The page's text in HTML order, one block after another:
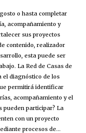
o hasta completar
acompañamiento y
sus proyectos
contenido, realizador
esta puede ser
La Red de Casas de
el diagnóstico de los
permitirá identificar
acompañamiento y el
pueden participar? La
con un proyecto
procesos de...